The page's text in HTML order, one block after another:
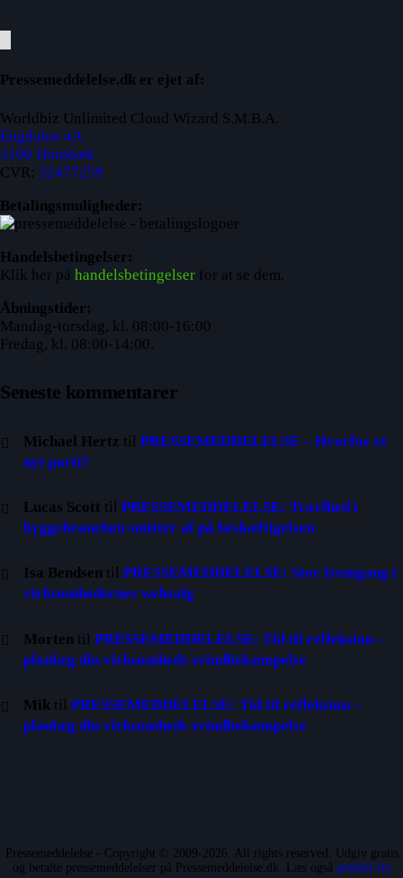
Pressemeddelelse.dk er ejet af:
Worldbiz Unlimited Cloud Wizard S.M.B.A.
Engdalen 4A
3100 Hornbæk
CVR: 32477259
Betalingsmuligheder:
Handelsbetingelser:
Klik her på handelsbetingelser for at se dem.
Åbningstider:
Mandag-torsdag, kl. 08:00-16:00
Fredag, kl. 08:00-14:00.
Seneste kommentarer
Michael Hertz tilPRESSEMEDDELELSE – Hvorfor et
nyt parti?
Lucas Scott tilPRESSEMEDDELELSE: Travlhed i
byggebranchen smitter af på beskæftigelsen
Isa Bendsen tilPRESSEMEDDELELSE: Stor fremgang i
virksomhedernes websalg
Morten tilPRESSEMEDDELELSE: Tid til refleksion –
planlæg din virksomheds svindbekæmpelse
Mik tilPRESSEMEDDELELSE: Tid til refleksion –
planlæg din virksomheds svindbekæmpelse
Pressemeddelelse - Copyright © 2009-2026. All rights reserved. Udgiv gratis
og betalte pressemeddelelser på Pressemeddelelse.dk. Læs også artikler fra